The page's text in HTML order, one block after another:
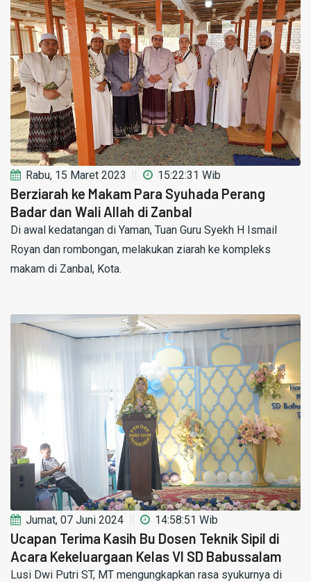
Rabu, 15 Maret 2023 15:22:31 Wib
Berziarah ke Makam Para Syuhada Perang
Badar dan Wali Allah di Zanbal
Di awal kedatangan di Yaman, Tuan Guru Syekh H Ismail
Royan dan rombongan, melakukan ziarah ke kompleks
makam di Zanbal, Kota.
Jumat, 07 Juni 2024 14:58:51 Wib
Ucapan Terima Kasih Bu Dosen Teknik Sipil di
Acara Kekeluargaan Kelas VI SD Babussalam
Lusi Dwi Putri ST, MT mengungkapkan rasa syukurnya di